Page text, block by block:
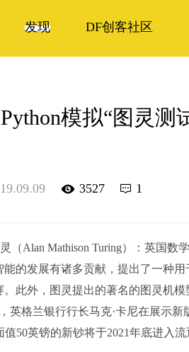
发现 DF创客社区
模拟“图灵测
3527 1
（Alan Mathison Turing）：英国
能的发展有诸多贡献，提出了一种
此外，图灵提出的著名的图灵机
英格兰银行行长马克·卡尼在展示新
值50英镑的新钞将于2021年底进入流